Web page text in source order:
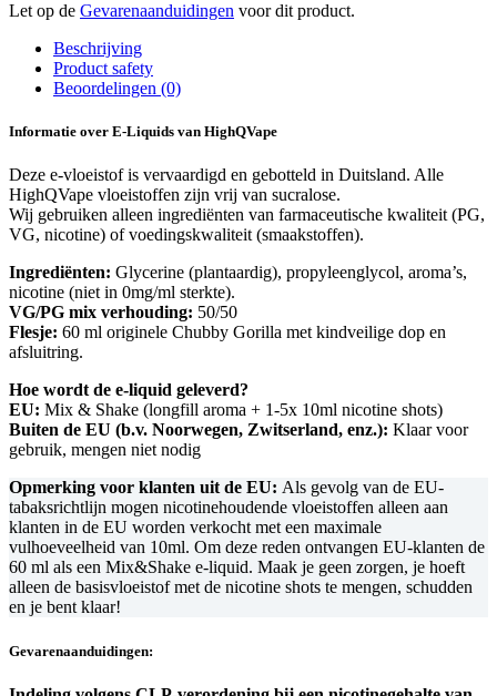
Let op de Gevarenaanduidingen voor dit product.
Beschrijving
Product safety
Beoordelingen (0)
Informatie over E-Liquids van HighQVape
Deze e-vloeistof is vervaardigd en gebotteld in Duitsland. Alle
HighQVape vloeistoffen zijn vrij van sucralose.
Wij gebruiken alleen ingrediënten van farmaceutische kwaliteit (PG,
VG, nicotine) of voedingskwaliteit (smaakstoffen).
Ingrediënten: Glycerine (plantaardig), propyleenglycol, aroma’s,
nicotine (niet in 0mg/ml sterkte).
VG/PG mix verhouding: 50/50
Flesje: 60 ml originele Chubby Gorilla met kindveilige dop en
afsluitring.
Hoe wordt de e-liquid geleverd?
EU: Mix & Shake (longfill aroma + 1-5x 10ml nicotine shots)
Buiten de EU (b.v. Noorwegen, Zwitserland, enz.): Klaar voor
gebruik, mengen niet nodig
Opmerking voor klanten uit de EU: Als gevolg van de EU-
tabaksrichtlijn mogen nicotinehoudende vloeistoffen alleen aan
klanten in de EU worden verkocht met een maximale
vulhoeveelheid van 10ml. Om deze reden ontvangen EU-klanten de
60 ml als een Mix&Shake e-liquid. Maak je geen zorgen, je hoeft
alleen de basisvloeistof met de nicotine shots te mengen, schudden
en je bent klaar!
Gevarenaanduidingen: